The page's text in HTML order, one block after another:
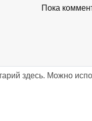
Пока